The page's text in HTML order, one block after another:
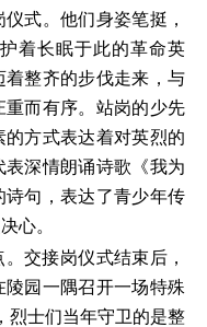
式。他们身姿笔挺，
着长眠于此的革命英
整齐的步伐走来，与
而有序。站岗的少先
的方式表达着对英烈的
深情朗诵诗歌《我为
句，表达了青少年传
心。
交接岗仪式结束后，
园一隅召开一场特殊
烈士们当年守卫的是整